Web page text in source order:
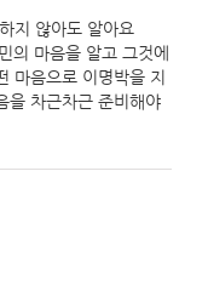
지 않아도 알아요
의 마음을 알고 그것에
마음으로 이명박을 지
을 차근차근 준비해야